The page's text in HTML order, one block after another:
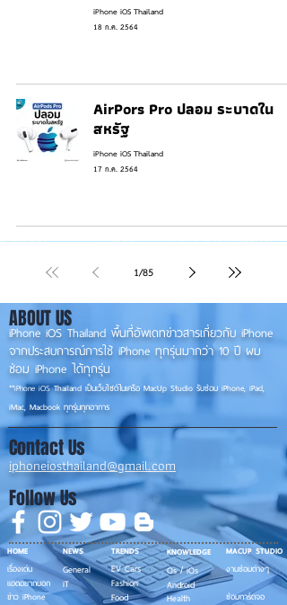
iPhone iOS Thailand
18 ก.ค. 2564
AirPors Pro ปลอม ระบาดใน
สหรัฐ
iPhone iOS Thailand
17 ก.ค. 2564
1/85
iPhone iOS Thailand พื้นที่อัพเดทข่าวสารเกี่ยวกับ iPhone
จากประสบการณ์การใช้ iPhone ทุกรุ่นมากว่า 10 ปี ผม
ซ่อม iPhone ได้ทุกรุ่น
**iPhone iOSThailand เป็นเว็บไซต์ในเครือ MacUp Studio รับซ่อม iPhone, iPad,
iMac, Macbook ทุกรุ่นทุกอาการ
ABOUT US
iphoneiosthailand@gmail.com
Contact Us
Follow Us
TRENDS
EV Cars
Fashion
Food
KNOWLEDGE
Os / iOs
Android
Health
MACUP STUDIO
งานซ่อมต่างๆ
ซ่อมการ์ดจอ
NEWS
General
iT
HOME
เรื่องเด่น
แอดอยากบอก
ข่าว iPhone